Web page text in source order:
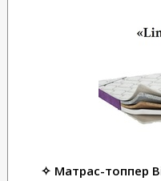
✧ Матрас-топпер